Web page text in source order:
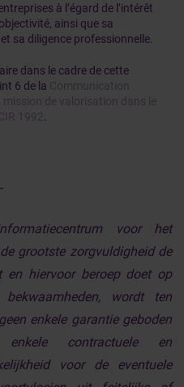
à l’égard de l’intérêt
ainsi que sa
sa diligence professionnelle.
dans le cadre de cette
6 de la Communication
mission de valorisation dans le
1992
voor het
grootste zorgvuldigheid de
en hiervoor beroep doet op
wordt ten
enkele garantie geboden
contractuele en
voor de eventuele